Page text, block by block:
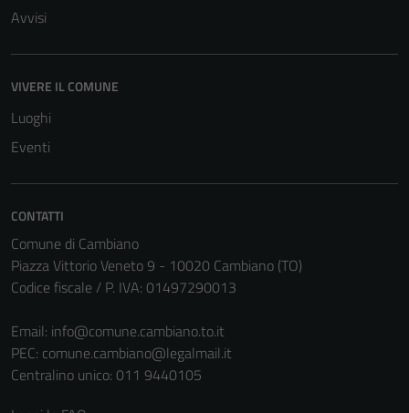
Avvisi
VIVERE IL COMUNE
Luoghi
Eventi
CONTATTI
Comune di Cambiano
Piazza Vittorio Veneto 9 - 10020 Cambiano (TO)
Codice fiscale / P. IVA: 01497290013
Email: info@comune.cambiano.to.it
PEC: comune.cambiano@legalmail.it
Centralino unico: 011 9440105
Questi cookie
del sito e non